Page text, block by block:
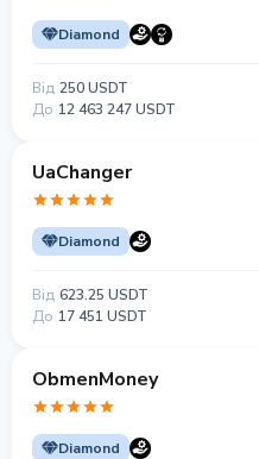
Diamond
Від 250 USDT
До 12 463 247 USDT
UaChanger
Diamond
Від 623.25 USDT
До 17 451 USDT
ObmenMoney
Diamond